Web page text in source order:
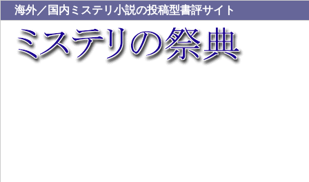
海外／国内ミステリ小説の投稿型書評サイト